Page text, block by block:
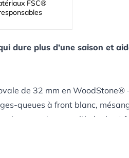
FSC®
dure plus d’une saison et
de 32 mm en WoodStone®
queues à front blanc,
des experts en ornithologie et
peuvent lui faire